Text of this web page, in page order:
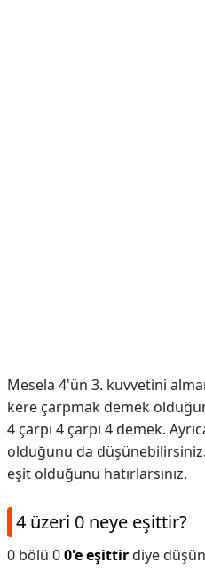
Mesela 4'ün 3. kuvvetini
kere çarpmak demek
4 çarpı 4 çarpı 4 demek.
olduğunu da düşünebilirsiniz.
eşit olduğunu hatırlarsınız.
4 üzeri 0 neye eşittir?
0 bölü 0 ​0'e eşittirdiye